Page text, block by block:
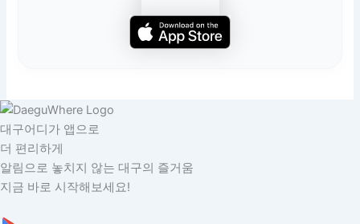
대구어디가 앱으로
더 편리하게
알림으로 놓치지 않는 대구의 즐거움
지금 바로 시작해보세요!